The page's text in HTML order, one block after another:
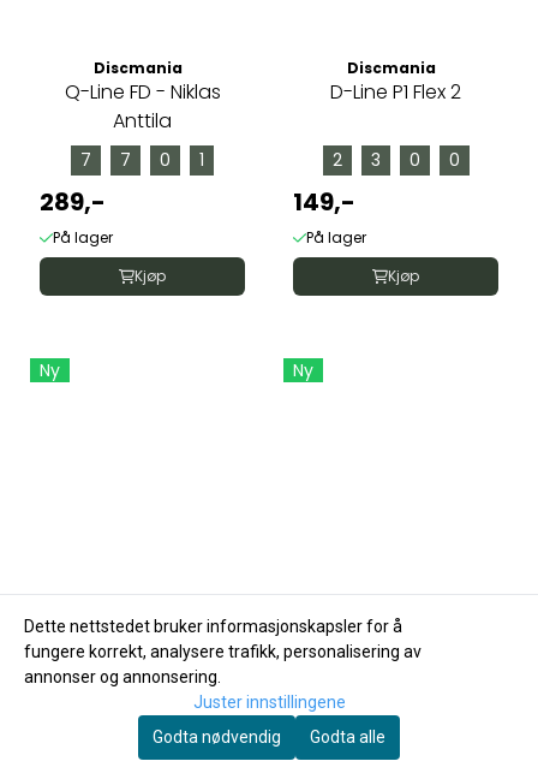
Discmania
Q-Line FD - Niklas
Anttila
7 7 0 1
289,-
På lager
Kjøp
Discmania
D-Line P1 Flex 2
2 3 0 0
149,-
På lager
Kjøp
Ny Ny
Dette nettstedet bruker informasjonskapsler for å
fungere korrekt, analysere trafikk, personalisering av
annonser og annonsering.
Juster innstillingene
Godta nødvendig
Godta alle